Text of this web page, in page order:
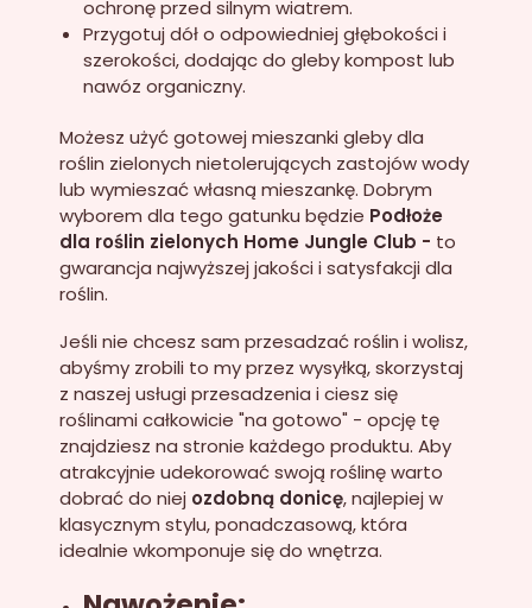
ochronę przed silnym wiatrem.
Przygotuj dół o odpowiedniej głębokości i
szerokości, dodając do gleby kompost lub
nawóz organiczny.
Możesz użyć gotowej mieszanki gleby dla
roślin zielonych nietolerujących zastojów wody
lub wymieszać własną mieszankę. Dobrym
wyborem dla tego gatunku będzie Podłoże
dla roślin zielonych Home Jungle Club - to
gwarancja najwyższej jakości i satysfakcji dla
roślin.
Jeśli nie chcesz sam przesadzać roślin i wolisz,
abyśmy zrobili to my przez wysyłką, skorzystaj
z naszej usługi przesadzenia i ciesz się
roślinami całkowicie "na gotowo" - opcję tę
znajdziesz na stronie każdego produktu. Aby
atrakcyjnie udekorować swoją roślinę warto
dobrać do niej ozdobną donicę, najlepiej w
klasycznym stylu, ponadczasową, która
idealnie wkomponuje się do wnętrza.